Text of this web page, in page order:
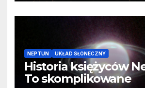
NEPTUN UKŁAD SŁONECZNY
Historia księżyców
To skomplikowane